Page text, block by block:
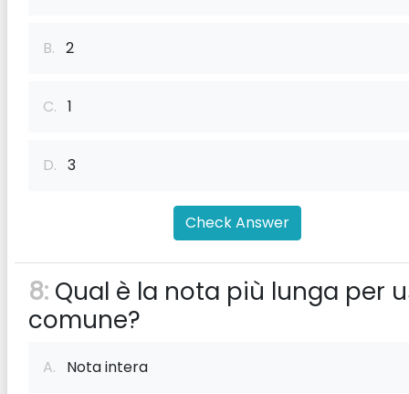
B. 2
C. 1
D. 3
Check Answer
8: Qual è la nota più lunga per
comune?
A. Nota intera